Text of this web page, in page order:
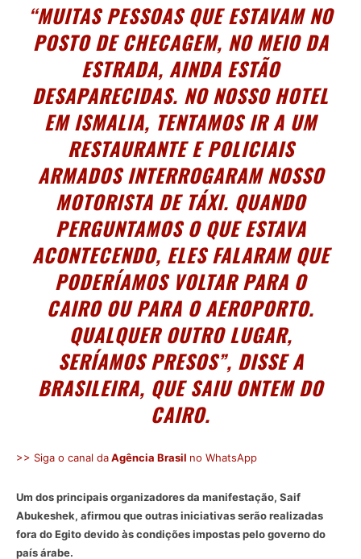
“MUITAS PESSOAS QUE ESTAVAM NO
POSTO DE CHECAGEM, NO MEIO DA
ESTRADA, AINDA ESTÃO
DESAPARECIDAS. NO NOSSO HOTEL
EM ISMALIA, TENTAMOS IR A UM
RESTAURANTE E POLICIAIS
ARMADOS INTERROGARAM NOSSO
MOTORISTA DE TÁXI. QUANDO
PERGUNTAMOS O QUE ESTAVA
ACONTECENDO, ELES FALARAM QUE
PODERÍAMOS VOLTAR PARA O
CAIRO OU PARA O AEROPORTO.
QUALQUER OUTRO LUGAR,
SERÍAMOS PRESOS”, DISSE A
BRASILEIRA, QUE SAIU ONTEM DO
CAIRO.
>> Siga o canal daAgência Brasil no WhatsApp
Um dos principais organizadores da manifestação, Saif
Abukeshek, afirmou que outras iniciativas serão realizadas
fora do Egito devido às condições impostas pelo governo do
país árabe.